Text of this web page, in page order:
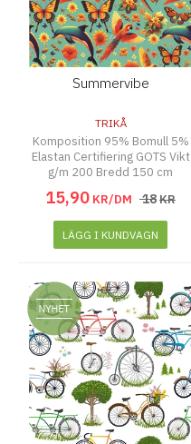
Summervibe
TRIKÅ
Komposition 95% Bomull 5%
Elastan Certifiering GOTS Vikt
g/m 200 Bredd 150 cm
15,90 KR/DM 18KR
LÄGG I KUNDVAGN